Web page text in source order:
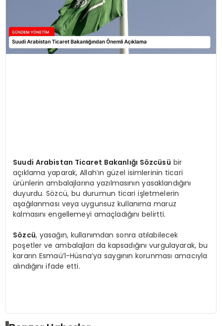
Suudi Arabistan Ticaret Bakanlığı Sözcüsü bir
açıklama yaparak, Allah’ın güzel isimlerinin ticari
ürünlerin ambalajlarına yazılmasının yasaklandığını
duyurdu. Sözcü, bu durumun ticari işletmelerin
aşağılanması veya uygunsuz kullanıma maruz
kalmasını engellemeyi amaçladığını belirtti.
Sözcü, yasağın, kullanımdan sonra atılabilecek
poşetler ve ambalajları da kapsadığını vurgulayarak, bu
kararın Esmaü’l-Hüsna’ya saygının korunması amacıyla
alındığını ifade etti.